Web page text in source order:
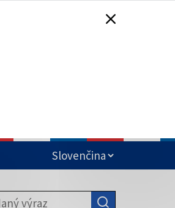
KARTE
NOVEJ KARTE
NOVEJ KARTE